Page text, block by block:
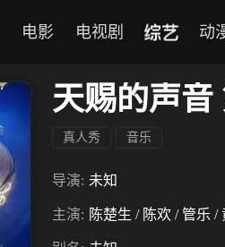
电影 电视剧 综艺 动
天赐的声音
真人秀 音乐
导演: 未知
主演: 陈楚生 / 陈欢 / 管乐